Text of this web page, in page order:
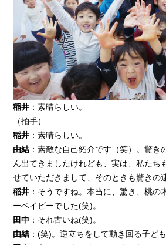
稲井 ：素晴らしい。
（拍手）
稲井 ：素晴らしい。
由結 ：素敵な自己紹介です（笑）。驚き
ん出てきましたけれども、実は、私たち
せていただきまして、そのときも驚きの
稲井 ：そうですね。本当に、驚き、桃の
ーベイビーでした(笑)。
田中 ：それ古いね(笑)。
由結 ：(笑)。逆立ちをして動き回る子ども